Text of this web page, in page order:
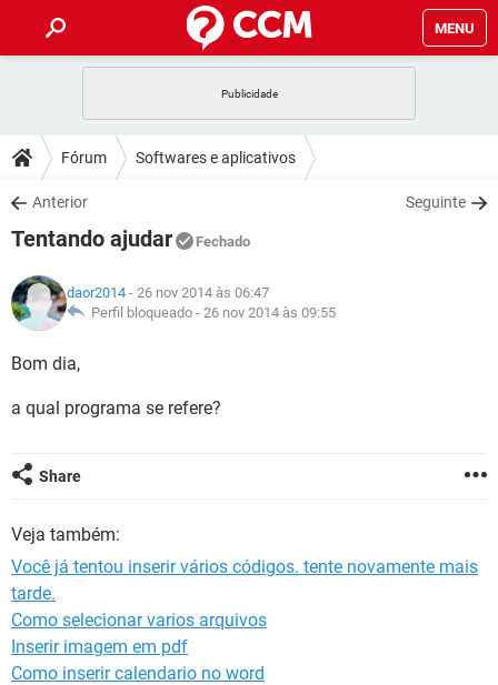
MENU
CELULAR FACEBOOK
OUTLOOK
INSTAGRAM
GUIA DE COMPRAS
DICAS
JOGOS WHATSAPP
INSTAGRAM GMAIL
GUIA DE COMPRAS
DOWNLOADS
JOGOS
CELULAR
OUTLOOK EXCEL
INSTAGRAM
JOGOS WHATSAPP
CELULAR
OUTLOOK
INSTAGRAM
GLOSSÁRIO
JOGOS
INSTAGRAM
Fórum Softwares e aplicativos
Anterior Seguinte
Tentando ajudar Fechado
daor2014 - 26 nov 2014 às 06:47
Perfil bloqueado - 26 nov 2014 às 09:55
Bom dia,
a qual programa se refere?
Share
Veja também:
Você já tentou inserir vários códigos. tente novamente mais
tarde.
Como selecionar varios arquivos
Inserir imagem em pdf
Como inserir calendario no word